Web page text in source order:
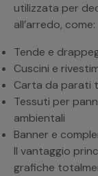
utilizzata per
all’arredo, come:
Tende e
Cuscini e
Carta da parati
Tessuti per
ambientali
Banner e
Il vantaggio
grafiche